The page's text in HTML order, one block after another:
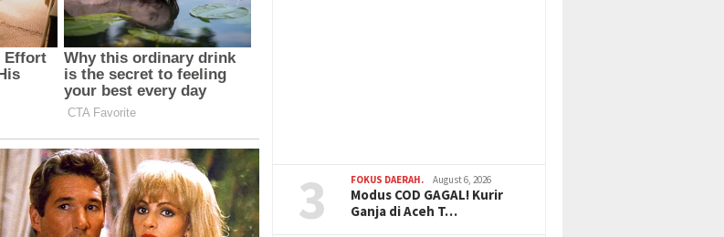
3 FOKUS DAERAH. August 6, 2026
Modus COD GAGAL! Kurir
Ganja di Aceh T…